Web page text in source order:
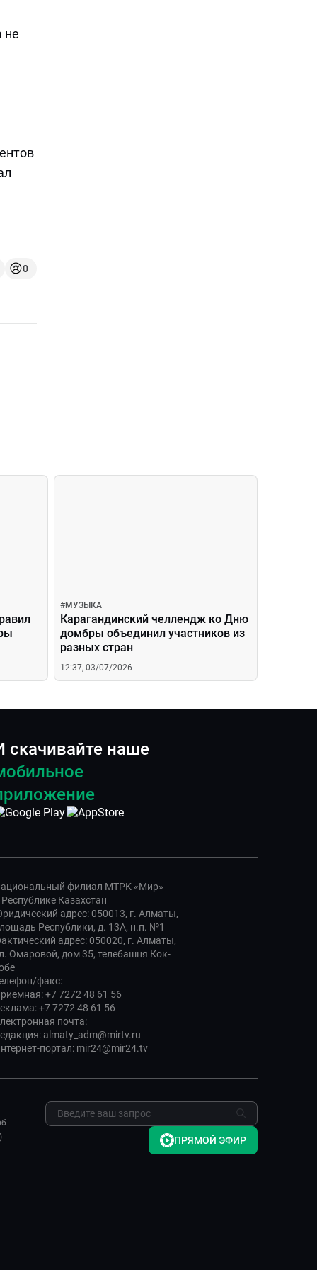
не
😢0
#МУЗЫКА
Карагандинский челлендж ко Дню
домбры объединил участников из
разных стран
12:37, 03/07/2026
скачивайте наше
филиал МТРК «Мир»
Республике Казахстан
адрес: 050013, г. Алматы,
Республики, д. 13А, н.п. №1
адрес: 050020, г. Алматы,
Омаровой, дом 35, телебашня Кок-
факс:
+7 7272 48 61 56
+7 7272 48 61 56
почта:
almaty_adm@mirtv.ru
портал: mir24@mir24.tv
ПРЯМОЙ ЭФИР